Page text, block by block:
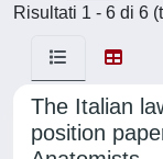
Risultati 1 - 6 di 6
The Italian
position